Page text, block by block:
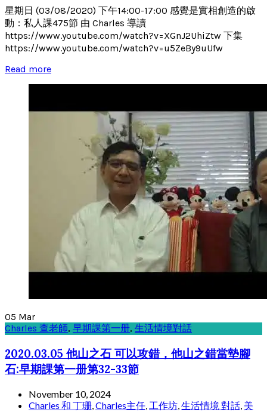
星期日 (03/08/2020) 下午14:00-17:00 感覺是實相創造的啟
動：私人課475節 由 Charles 導讀
https://www.youtube.com/watch?v=XGnJ2UhiZtw 下集
https://www.youtube.com/watch?v=u5ZeBy9uUfw
Read more
05 Mar
Charles 查老師, 早期課第一册, 生活情境對話
2020.03.05 他山之石 可以攻錯，他山之錯當墊腳
石:早期課第一册第32-33節
November 10, 2024
Charles 和 丁珊,Charles主任, 工作坊,生活情境 對話, 美